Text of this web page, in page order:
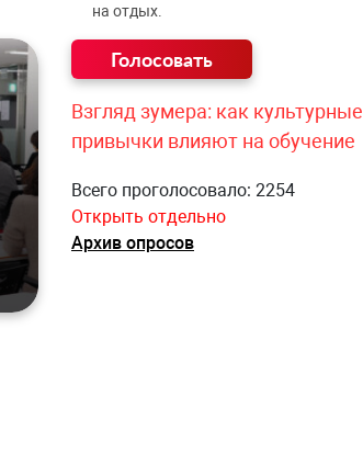
на отдых.
Взгляд зумера: как культурные
привычки влияют на обучение
Всего проголосовало: 2254
Открыть отдельно
Архив опросов